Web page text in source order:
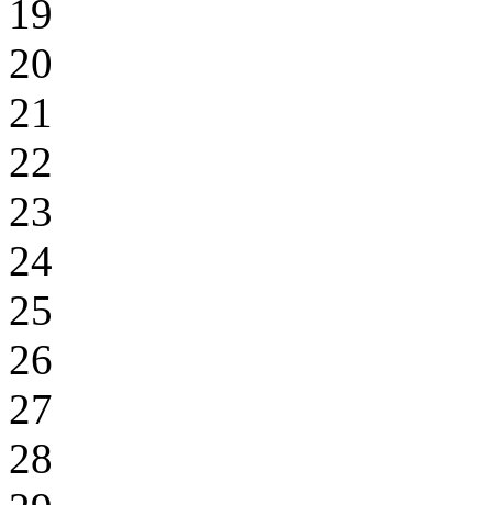
19
20
21
22
23
24
25
26
27
28